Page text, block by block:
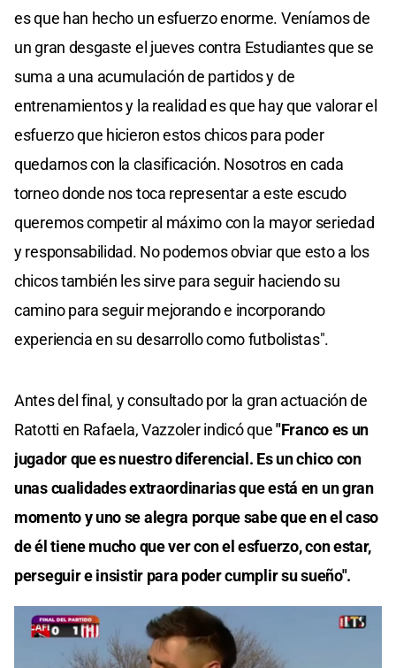
es que han hecho un esfuerzo enorme. Veníamos de
un gran desgaste el jueves contra Estudiantes que se
suma a una acumulación de partidos y de
entrenamientos y la realidad es que hay que valorar el
esfuerzo que hicieron estos chicos para poder
quedarnos con la clasificación. Nosotros en cada
torneo donde nos toca representar a este escudo
queremos competir al máximo con la mayor seriedad
y responsabilidad. No podemos obviar que esto a los
chicos también les sirve para seguir haciendo su
camino para seguir mejorando e incorporando
experiencia en su desarrollo como futbolistas".
Antes del final, y consultado por la gran actuación de
Ratotti en Rafaela, Vazzoler indicó que"Franco es un
jugador que es nuestro diferencial. Es un chico con
unas cualidades extraordinarias que está en un gran
momento y uno se alegra porque sabe que en el caso
de él tiene mucho que ver con el esfuerzo, con estar,
perseguir e insistir para poder cumplir su sueño".